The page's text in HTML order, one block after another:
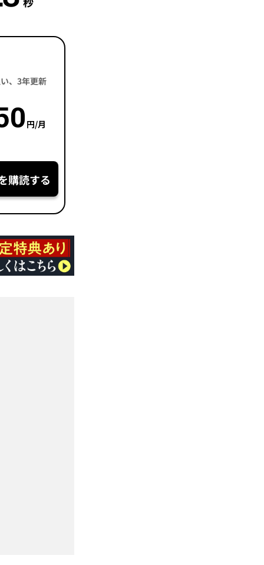
、3年更新
円/月
購読する